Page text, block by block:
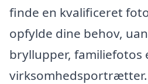
finde en kvalificeret
opfylde dine behov,
bryllupper, familiefotos